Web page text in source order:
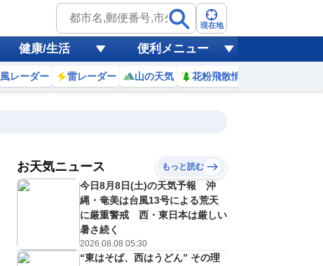
現在地
健康/生活 便利メニュー
風レーダー 雷レーダー 山の天気 花粉飛散情報
19
℃
21
(金)
D
30℃
22
(土)
D
30℃
予報の
信頼度
高
A
D
お天気ニュース もっと読む
今日8月8日(土)の天気予報 沖
縄・奄美は台風13号による荒天
に厳重警戒 西・東日本は厳しい
暑さ続く
2026.08.08 05:30
“東はそば、西はうどん” その理